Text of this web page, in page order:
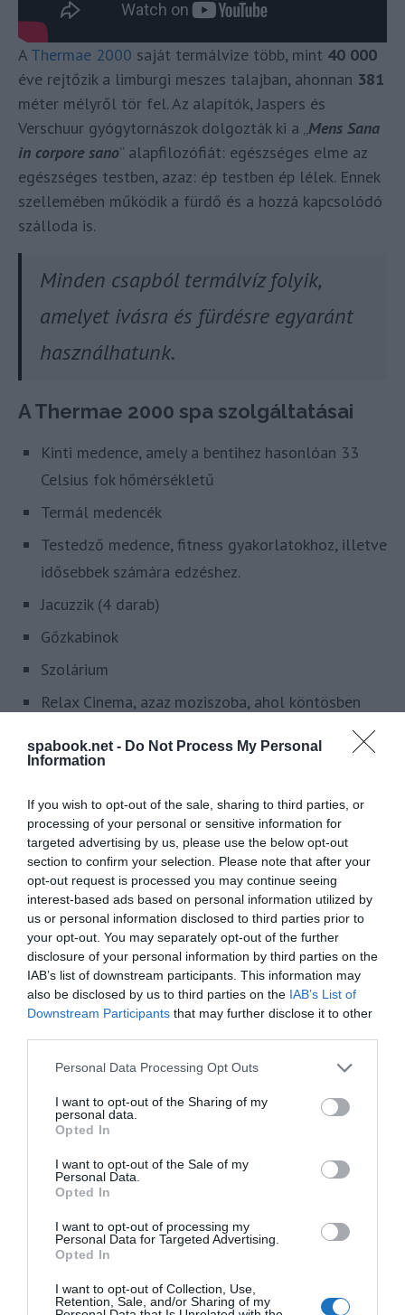
spabook.net - Do Not Process My Personal
Information
If you wish to opt-out of the sale, sharing to third parties, or
processing of your personal or sensitive information for
targeted advertising by us, please use the below opt-out
section to confirm your selection. Please note that after your
opt-out request is processed you may continue seeing
interest-based ads based on personal information utilized by
us or personal information disclosed to third parties prior to
your opt-out. You may separately opt-out of the further
disclosure of your personal information by third parties on the
IAB’s list of downstream participants. This information may
also be disclosed by us to third parties on the IAB’s List of
Downstream Participants that may further disclose it to other
Please note that this website/app uses one or more Google
not limited to your visit or usage behaviour. You may click to
grant or deny consent to Google and its third-party tags to
use your data for below specified purposes in below Google
consent section.
Personal Data Processing Opt Outs
I want to opt-out of the Sharing of my
personal data.
Opted In
I want to opt-out of the Sale of my
Personal Data.
Opted In
I want to opt-out of processing my
Personal Data for Targeted Advertising.
Opted In
I want to opt-out of Collection, Use,
Retention, Sale, and/or Sharing of my
A Thermae 2000 saját termálvize több, mint 40 000
éve rejtőzik a limburgi meszes talajban, ahonnan 381
méter mélyről tör fel. Az alapítók, Jaspers és
Verschuur gyógytornászok dolgozták ki a „ Mens Sana
in corpore sano” alapfilozófiát: egészséges elme az
egészséges testben, azaz: ép testben ép lélek. Ennek
szellemében működik a fürdő és a hozzá kapcsolódó
szálloda is.
Minden csapból termálvíz folyik,
amelyet ivásra és fürdésre egyaránt
használhatunk.
A Thermae 2000 spa szolgáltatásai
Kinti medence, amely a bentihez hasonlóan 33
Celsius fok hőmérsékletű
Termál medencék
Testedző medence, fitness gyakorlatokhoz, illetve
idősebbek számára edzéshez.
Jacuzzik (4 darab)
Gőzkabinok
Szolárium
Relax Cinema, azaz moziszoba, ahol köntösben
Hidromasszázs ágyak.
A szabadtéri medencétől elsétálhatunk egészen egy
mezőig, ahonnan gyönyörű panoráma nyílik a közeli
Cauberg nevű hegyre.
Mesés környezetben fekszik a
Thermae 2000
A 4 csillagos wellness-üdülőhely a Cauberg tetején
található, ahonnan érdemes meglátogatni a közeli
városokat is. Valkenburg például csak egy
kőhajításnyira van az üdülőhelytől, de aki inkább egy
Maastrichthangulatos belvárosát is.
csatlakozik a wellness-központhoz, így a vendégek
fürdőköpenyben sétálhatnak a szállodai szobájuktól
a wellness-létesítményekig.
A wellness szálloda 62 szobája közül több típusból
választhatunk igényeinknek megfelelően: